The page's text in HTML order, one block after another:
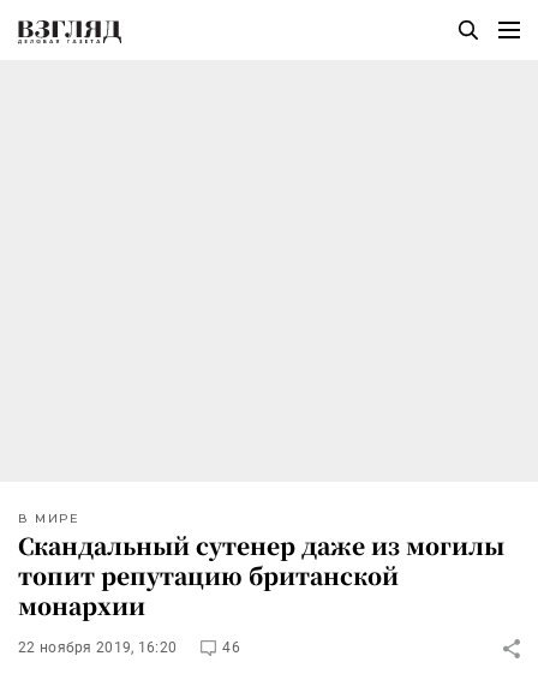
В МИРЕ
Скандальный сутенер даже из могилы
топит репутацию британской
монархии
22 ноября 2019, 16:20 46